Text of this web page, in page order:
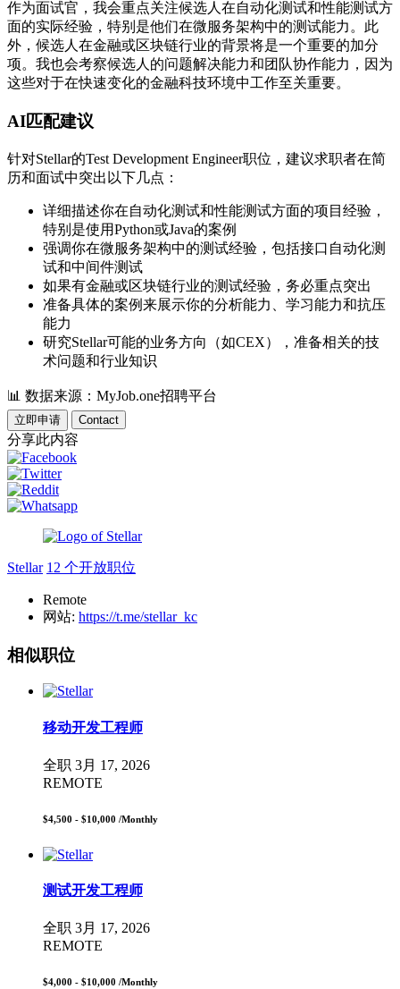
作为面试官，我会重点关注候选人在自动化测试和性能测试方
面的实际经验，特别是他们在微服务架构中的测试能力。此
外，候选人在金融或区块链行业的背景将是一个重要的加分
项。我也会考察候选人的问题解决能力和团队协作能力，因为
这些对于在快速变化的金融科技环境中工作至关重要。
AI匹配建议
针对Stellar的Test Development Engineer职位，建议求职者在简
历和面试中突出以下几点：
详细描述你在自动化测试和性能测试方面的项目经验，
特别是使用Python或Java的案例
强调你在微服务架构中的测试经验，包括接口自动化测
试和中间件测试
如果有金融或区块链行业的测试经验，务必重点突出
准备具体的案例来展示你的分析能力、学习能力和抗压
能力
研究Stellar可能的业务方向（如CEX），准备相关的技
术问题和行业知识
📊 数据来源：MyJob.one招聘平台
立即申请 Contact
分享此内容
Stellar 12 个开放职位
Remote
网站: https://t.me/stellar_kc
相似职位
移动开发工程师
全职 3月 17, 2026
REMOTE
$4,500 - $10,000 /Monthly
测试开发工程师
全职 3月 17, 2026
REMOTE
$4,000 - $10,000 /Monthly